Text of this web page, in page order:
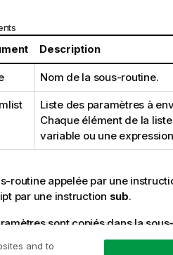
Description
Nom de la sous-routine.
Liste des paramètres à
Chaque élément de la
variable ou une
routine appelée par une
par une instruction sub.
sont copiés dans la
une variable au lieu d'une
and to